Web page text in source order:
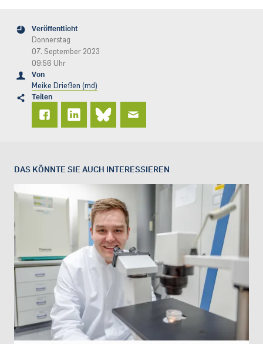
Veröffentlicht
Donnerstag
07. September 2023
09:56 Uhr
Von
Meike Drießen (md)
Teilen
DAS KÖNNTE SIE AUCH INTERESSIEREN